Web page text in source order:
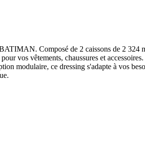
Composé de 2 caissons de 2 324
vos vêtements, chaussures et
modulaire, ce dressing s'adapte à vos